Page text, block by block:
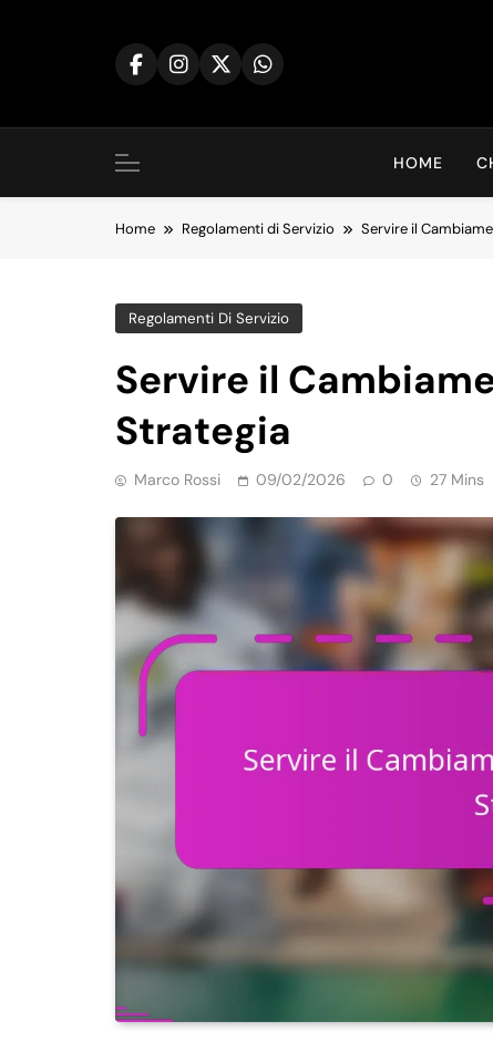
HOME
Home Regolamenti di Servizio Servire il
Regolamenti Di Servizio
Servire il
Strategia
Marco Rossi 09/02/2026 0 27 Mins